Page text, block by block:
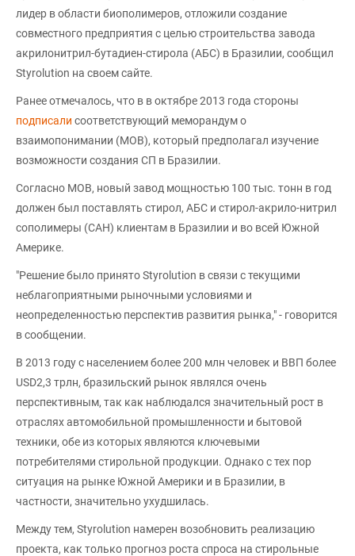
лидер в области биополимеров, отложили создание
совместного предприятия с целью строительства завода
акрилонитрил-бутадиен-стирола (AБС) в Бразилии, сообщил
Styrolution на своем сайте.
Ранее отмечалось, что в в октябре 2013 года стороны
подписали соответствующий меморандум о
взаимопонимании (МОВ), который предполагал изучение
возможности создания СП в Бразилии.
Согласно МОВ, новый завод мощностью 100 тыс. тонн в год
должен был поставлять стирол, AБС и стирол-акрило-нитрил
сополимеры (САН) клиентам в Бразилии и во всей Южной
Америке.
"Решение было принято Styrolution в связи с текущими
неблагоприятными рыночными условиями и
неопределенностью перспектив развития рынка," - говорится
в сообщении.
В 2013 году с населением более 200 млн человек и ВВП более
USD2,3 трлн, бразильский рынок являлся очень
перспективным, так как наблюдался значительный рост в
отраслях автомобильной промышленности и бытовой
техники, обе из которых являются ключевыми
потребителями стирольной продукции. Однако с тех пор
ситуация на рынке Южной Америки и в Бразилии, в
частности, значительно ухудшилась.
Между тем, Styrolution намерен возобновить реализацию
проекта, как только прогноз роста спроса на стирольные